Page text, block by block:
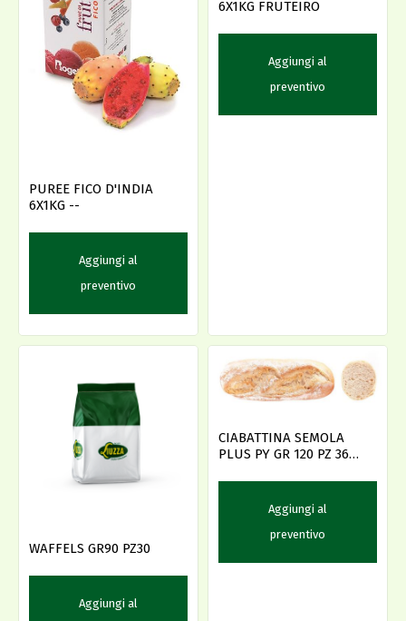
PUREE FICO D'INDIA
6X1KG --
Aggiungi al
preventivo
6X1KG FRUTEIRO
Aggiungi al
preventivo
WAFFELS GR90 PZ30
Aggiungi al
CIABATTINA SEMOLA
PLUS PY GR 120 PZ 36
Aggiungi al
preventivo